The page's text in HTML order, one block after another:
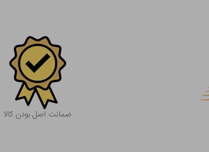
ضمانت اصل بودن کالا